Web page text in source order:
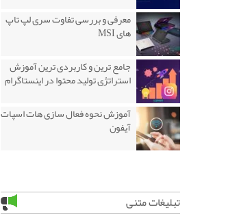
معرفی و بررسی تفاوت سری لپ تاپ
های MSI
جامع ترین و کاربردی ترین آموزش
استراتژی تولید محتوا در اینستاگرام
آموزش نحوه فعال سازی هات اسپات
آیفون
تبلیغات متنی